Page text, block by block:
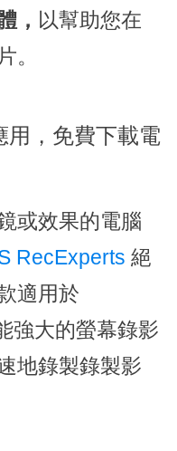
， 以幫助您在
。
用，免費下載電
或效果的電腦
RecExperts 絕
適用於
強大的螢幕錄影
地錄製錄製影